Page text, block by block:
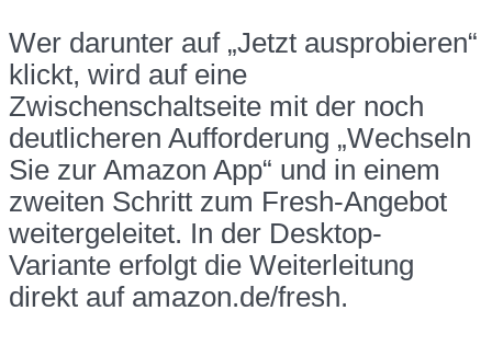
Wer darunter auf „Jetzt ausprobieren“
klickt, wird auf eine
Zwischenschaltseite mit der noch
deutlicheren Aufforderung „Wechseln
Sie zur Amazon App“ und in einem
zweiten Schritt zum Fresh-Angebot
weitergeleitet. In der Desktop-
Variante erfolgt die Weiterleitung
direkt auf amazon.de/fresh.